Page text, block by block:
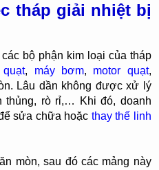
tháp giải nhiệt bị
bộ phận kim loại của tháp
, máy bơm, motor quạt,
Lâu dần không được xử lý
thủng, rò rỉ,… Khi đó, doanh
sửa chữa hoặc thay thế linh
mòn, sau đó các mảng này